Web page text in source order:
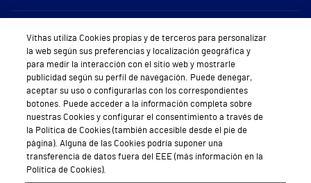
Sobre Vithas
Quiénes somos
Trabajar en Vithas
Teléfono Cita Médica
Teléfono Atención al Cliente
Política de seguridad y salud en el trabajo
Vithas utiliza Cookies propias y de terceros para personalizar
la web según sus preferencias y localización geográfica y
para medir la interacción con el sitio web y mostrarle
publicidad según su perfil de navegación. Puede denegar,
aceptar su uso o configurarlas con los correspondientes
botones. Puede acceder a la información completa sobre
nuestras Cookies y configurar el consentimiento a través de
la Política de Cookies (también accesible desde el pie de
página). Alguna de las Cookies podría suponer una
transferencia de datos fuera del EEE (más información en la
Política de Cookies).